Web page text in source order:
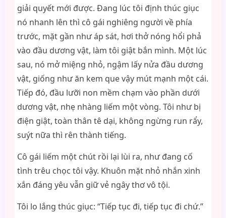
giải quyết mới được. Đang lúc tôi định thúc giục
nó nhanh lên thì cô gái nghiêng người về phía
trước, mặt gần như áp sát, hơi thở nóng hổi phả
vào đầu dương vật, làm tôi giật bắn mình. Một lúc
sau, nó mở miệng nhỏ, ngậm lấy nửa đầu dương
vật, giống như ăn kem que vậy mút mạnh một cái.
Tiếp đó, đầu lưỡi non mềm chạm vào phần dưới
dương vật, nhẹ nhàng liếm một vòng. Tôi như bị
điện giật, toàn thân tê dại, không ngừng run rẩy,
suýt nữa thì rên thành tiếng.
Cô gái liếm một chút rồi lại lùi ra, như đang cố
tình trêu chọc tôi vậy. Khuôn mặt nhỏ nhắn xinh
xắn đáng yêu vẫn giữ vẻ ngây thơ vô tội.
Tôi lo lắng thúc giục: “Tiếp tục đi, tiếp tục đi chứ.”